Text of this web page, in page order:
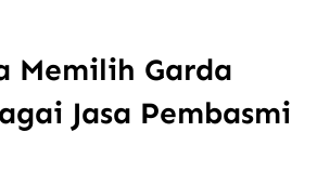
Memilih Garda
Jasa Pembasmi